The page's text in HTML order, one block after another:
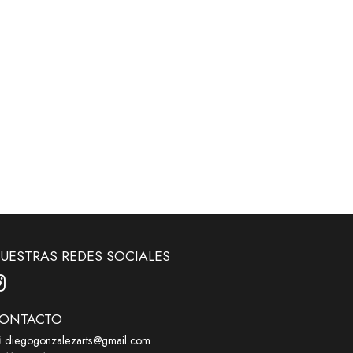
REDES SOCIALES
diegogonzalezarts@gmail.com